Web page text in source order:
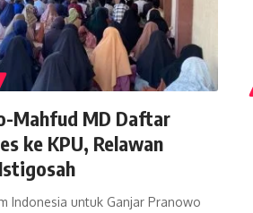
Mahfud MD Daftar
ke KPU, Relawan
Indonesia untuk Ganjar Pranowo